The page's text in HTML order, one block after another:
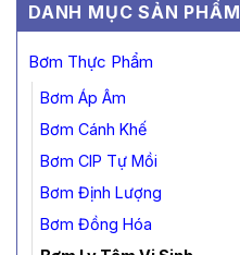
DANH MỤC SẢN PHẨM
Bơm Thực Phẩm
Bơm Áp Âm
Bơm Cánh Khế
Bơm CIP Tự Mồi
Bơm Định Lượng
Bơm Đồng Hóa